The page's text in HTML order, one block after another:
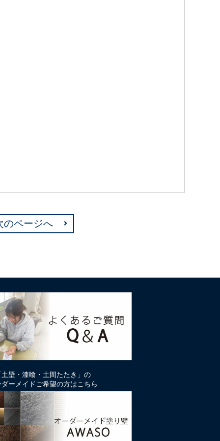
のページへ
土壁・漆喰・土間たたき」の
ダーメイドご希望の方はこちら